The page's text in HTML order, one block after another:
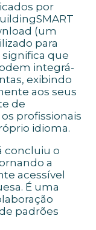
por
(um
para
significa que
integrá-
exibindo
aos seus
de
profissionais
idioma.
concluiu o
a
acessível
É uma
padrões